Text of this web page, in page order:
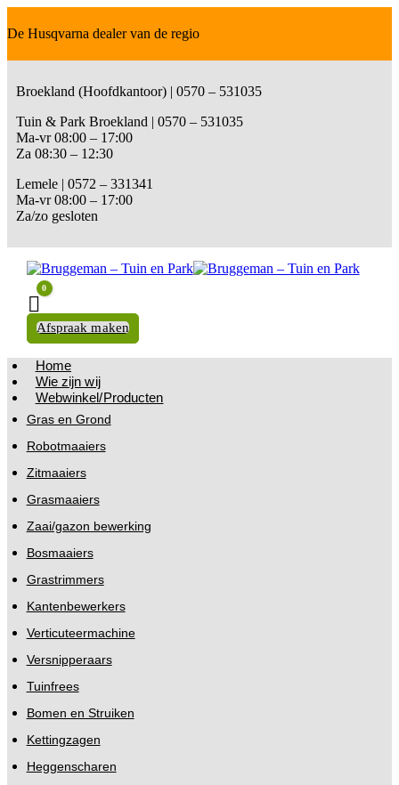
De Husqvarna dealer van de regio
Broekland (Hoofdkantoor) | 0570 – 531035
Tuin & Park Broekland | 0570 – 531035
Ma-vr 08:00 – 17:00
Za 08:30 – 12:30
Lemele | 0572 – 331341
Ma-vr 08:00 – 17:00
Za/zo gesloten
Winkelwagen
0
Afspraak maken
Home
Wie zijn wij
Webwinkel/Producten
Gras en Grond
Robotmaaiers
Zitmaaiers
Grasmaaiers
Zaai/gazon bewerking
Bosmaaiers
Grastrimmers
Kantenbewerkers
Verticuteermachine
Versnipperaars
Tuinfrees
Bomen en Struiken
Kettingzagen
Heggenscharen